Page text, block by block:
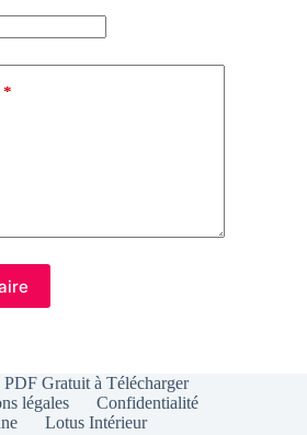
*
Gratuit à Télécharger
légales
Confidentialité
Lotus Intérieur